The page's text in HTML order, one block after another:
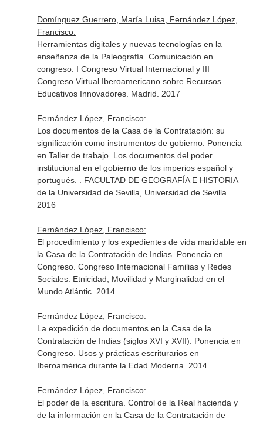
Domínguez Guerrero, María Luisa, Fernández López,
Francisco:
Herramientas digitales y nuevas tecnologías en la
enseñanza de la Paleografía. Comunicación en
congreso. I Congreso Virtual Internacional y III
Congreso Virtual Iberoamericano sobre Recursos
Educativos Innovadores. Madrid. 2017
Fernández López, Francisco:
Los documentos de la Casa de la Contratación: su
significación como instrumentos de gobierno. Ponencia
en Taller de trabajo. Los documentos del poder
institucional en el gobierno de los imperios español y
portugués. . FACULTAD DE GEOGRAFÍA E HISTORIA
de la Universidad de Sevilla, Universidad de Sevilla.
2016
Fernández López, Francisco:
El procedimiento y los expedientes de vida maridable en
la Casa de la Contratación de Indias. Ponencia en
Congreso. Congreso Internacional Familias y Redes
Sociales. Etnicidad, Movilidad y Marginalidad en el
Mundo Atlántic. 2014
Fernández López, Francisco:
La expedición de documentos en la Casa de la
Contratación de Indias (siglos XVI y XVII). Ponencia en
Congreso. Usos y prácticas escriturarios en
Iberoamérica durante la Edad Moderna. 2014
Fernández López, Francisco:
El poder de la escritura. Control de la Real hacienda y
de la información en la Casa de la Contratación de